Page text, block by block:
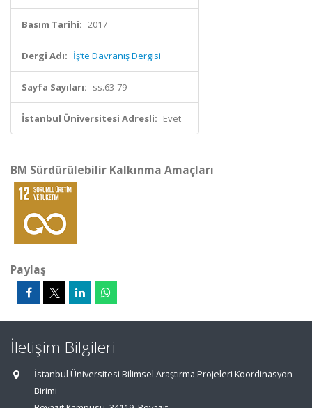
Basım Tarihi: 2017
Dergi Adı: İş’te Davranış Dergisi
Sayfa Sayıları: ss.63-79
İstanbul Üniversitesi Adresli: Evet
BM Sürdürülebilir Kalkınma Amaçları
Paylaş
İletişim Bilgileri
İstanbul Üniversitesi Bilimsel Araştırma Projeleri Koordinasyon
Birimi